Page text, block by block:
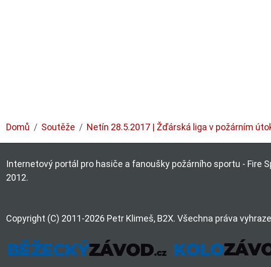
Domů Soutěže Netín 28.5.2017 | Žďárská liga v požárním
Internetový portál pro hasiče a fanoušky požárního sportu - Fire
2012.
Copyright (C) 2011-2026 Petr Klimeš, B2X. Všechna práva